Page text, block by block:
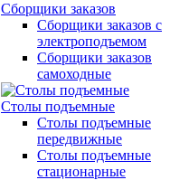
Сборщики заказов
Сборщики заказов с
электроподъемом
Сборщики заказов
самоходные
Столы подъемные
Столы подъемные
передвижные
Столы подъемные
стационарные